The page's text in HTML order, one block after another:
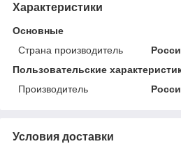
Характеристики
Основные
Страна производитель
Пользовательские
Производитель
Условия доставки